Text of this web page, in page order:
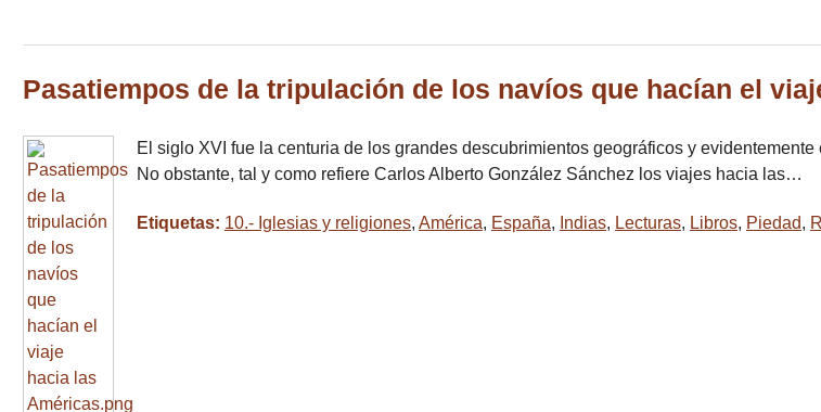
Pasatiempos de la tripulación de los navíos que hacían el
El siglo XVI fue la centuria de los grandes descubrimientos geográficos y
No obstante, tal y como refiere Carlos Alberto González Sánchez los viajes hacia las…
Etiquetas: 10.- Iglesias y religiones, América, España, Indias, Lecturas, Libros, Piedad,